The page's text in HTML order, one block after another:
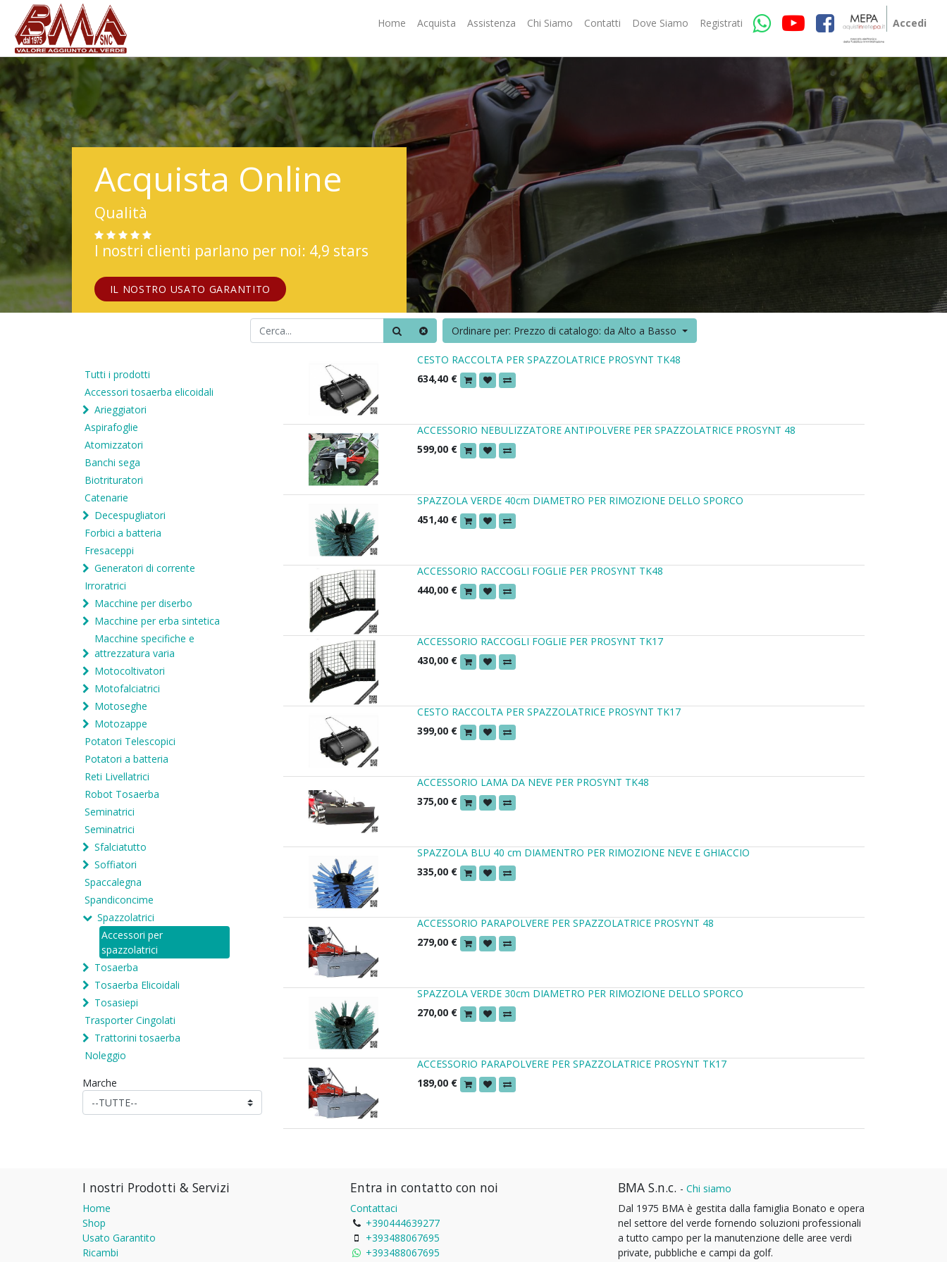
Home Acquista Assistenza Chi Siamo Contatti Dove Siamo Registrati Accedi
Acquista Online
Qualità
I nostri clienti parlano per noi: 4,9 stars
IL NOSTRO USATO GARANTITO
Ordinare per: Prezzo di catalogo: da Alto a Basso
Tutti i prodotti
Accessori tosaerba elicoidali
Arieggiatori
Aspirafoglie
Atomizzatori
Banchi sega
Biotrituratori
Catenarie
Decespugliatori
Forbici a batteria
Fresaceppi
Generatori di corrente
Irroratrici
Macchine per diserbo
Macchine per erba sintetica
Macchine specifiche e
attrezzatura varia
Motocoltivatori
Motofalciatrici
Motoseghe
Motozappe
Potatori Telescopici
Potatori a batteria
Reti Livellatrici
Robot Tosaerba
Seminatrici
Seminatrici
Sfalciatutto
Soffiatori
Spaccalegna
Spandiconcime
Spazzolatrici
Accessori per
spazzolatrici
Tosaerba
Tosaerba Elicoidali
Tosasiepi
Trasporter Cingolati
Trattorini tosaerba
Noleggio
Marche
CESTO RACCOLTA PER SPAZZOLATRICE PROSYNT TK48
634,40 €
ACCESSORIO NEBULIZZATORE ANTIPOLVERE PER SPAZZOLATRICE PROSYNT 48
599,00 €
SPAZZOLA VERDE 40cm DIAMETRO PER RIMOZIONE DELLO SPORCO
451,40 €
ACCESSORIO RACCOGLI FOGLIE PER PROSYNT TK48
440,00 €
ACCESSORIO RACCOGLI FOGLIE PER PROSYNT TK17
430,00 €
CESTO RACCOLTA PER SPAZZOLATRICE PROSYNT TK17
399,00 €
ACCESSORIO LAMA DA NEVE PER PROSYNT TK48
375,00 €
SPAZZOLA BLU 40 cm DIAMENTRO PER RIMOZIONE NEVE E GHIACCIO
335,00 €
ACCESSORIO PARAPOLVERE PER SPAZZOLATRICE PROSYNT 48
279,00 €
SPAZZOLA VERDE 30cm DIAMETRO PER RIMOZIONE DELLO SPORCO
270,00 €
ACCESSORIO PARAPOLVERE PER SPAZZOLATRICE PROSYNT TK17
189,00 €
I nostri Prodotti & Servizi
Home
Shop
Usato Garantito
Ricambi
Entra in contatto con noi
Contattaci
+390444639277
+393488067695
+393488067695
BMA S.n.c. - Chi siamo
Dal 1975 BMA è gestita dalla famiglia Bonato e opera
nel settore del verde fornendo soluzioni professionali
a tutto campo per la manutenzione delle aree verdi
private, pubbliche e campi da golf.